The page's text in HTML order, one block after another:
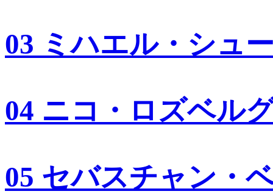
03 ミハエル・シュ
04 ニコ・ロズベル
05 セバスチャン・